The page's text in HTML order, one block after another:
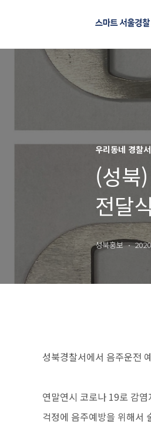
우리동네 경찰
(성북
전달식
성북홍보
성북경찰서에서 음주운전
연말연시 코로나 19로 감
걱정에 음주예방을 위해서